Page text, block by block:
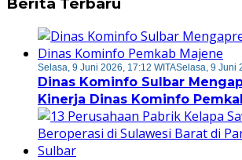
Berita Terbaru
Selasa, 9 Juni 2026, 17:12 WITASelasa, 9 Juni
Dinas Kominfo Sulbar
Kinerja Dinas Kominfo